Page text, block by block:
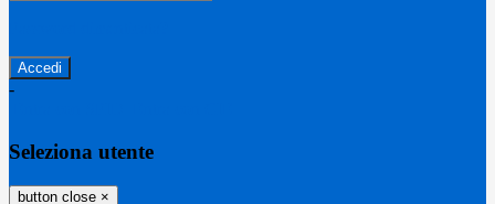
-
Seleziona utente
button close ×